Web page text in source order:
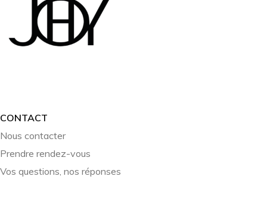
CONTACT
Nous contacter
Prendre rendez-vous
Vos questions, nos réponses